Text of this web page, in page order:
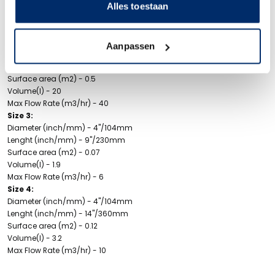
Alles toestaan
Aanpassen
Max Flow Rate (m3/hr) - 20
Diameter (inch/mm) - 7''/180mm
Lenght (inch/mm) - 32''/810mm
Surface area (m2) - 0.5
Volume(l) - 20
Max Flow Rate (m3/hr) - 40
Size 3:
Diameter (inch/mm) - 4''/104mm
Lenght (inch/mm) - 9''/230mm
Surface area (m2) - 0.07
Volume(l) - 1.9
Max Flow Rate (m3/hr) - 6
Size 4:
Diameter (inch/mm) - 4''/104mm
Lenght (inch/mm) - 14''/360mm
Surface area (m2) - 0.12
Volume(l) - 3.2
Max Flow Rate (m3/hr) - 10